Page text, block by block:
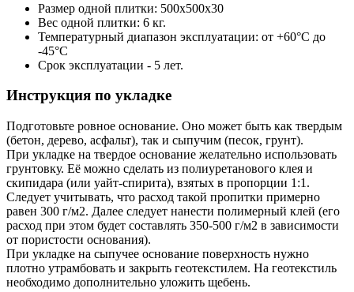
Размер одной плитки: 500х500х30
Вес одной плитки: 6 кг.
Температурный диапазон эксплуатации: от +60°C до
-45°C
Срок эксплуатации - 5 лет.
Инструкция по укладке
Подготовьте ровное основание. Оно может быть как твердым
(бетон, дерево, асфальт), так и сыпучим (песок, грунт).
При укладке на твердое основание желательно использовать
грунтовку. Её можно сделать из полиуретанового клея и
скипидара (или уайт-спирита), взятых в пропорции 1:1.
Следует учитывать, что расход такой пропитки примерно
равен 300 г/м2. Далее следует нанести полимерный клей (его
расход при этом будет составлять 350-500 г/м2 в зависимости
от пористости основания).
При укладке на сыпучее основание поверхность нужно
плотно утрамбовать и закрыть геотекстилем. На геотекстиль
необходимо дополнительно уложить щебень.